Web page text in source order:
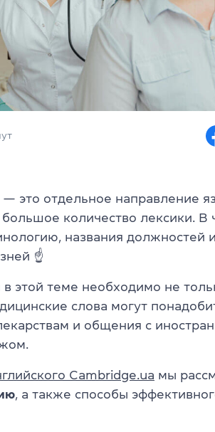
это отдельное направление
количество лексики. В
названия должностей
☝
этой теме необходимо не
слова могут
и общения с
Cambridge.ua мы
, а также способы